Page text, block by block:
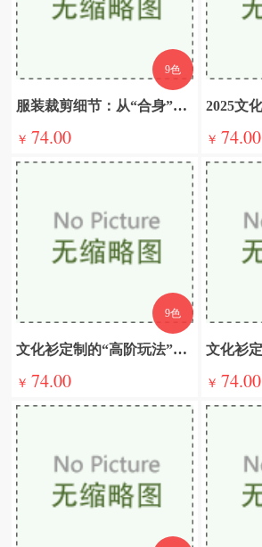
9色
服装裁剪细节：从“合身”到“惊艳”的秘密武器
￥ 74.00 ￥ 74.00
9色
文化衫定制的“高阶玩法”：从团队标识到品牌IP化
￥ 74.00 ￥ 74.00